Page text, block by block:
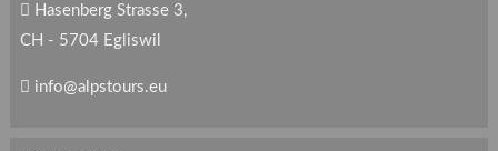
Hasenberg Strasse 3,
CH - 5704 Egliswil
info@alpstours.eu